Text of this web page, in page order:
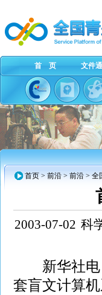
首 页 文件
首页 > 前沿 > 前沿 >
2003-07-02 科
新华社电
套盲文计算